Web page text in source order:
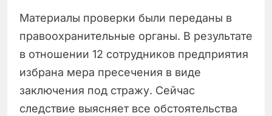
Материалы проверки были переданы в
правоохранительные органы. В результате
в отношении 12 сотрудников предприятия
избрана мера пресечения в виде
заключения под стражу. Сейчас
следствие выясняет все обстоятельства